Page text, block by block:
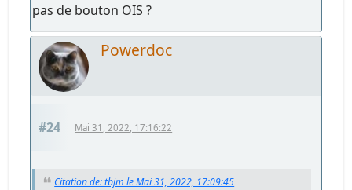
pas de bouton OIS ?
Powerdoc
#24 Mai 31, 2022, 17:16:22
Citation de: tbjm le Mai 31, 2022, 17:09:45